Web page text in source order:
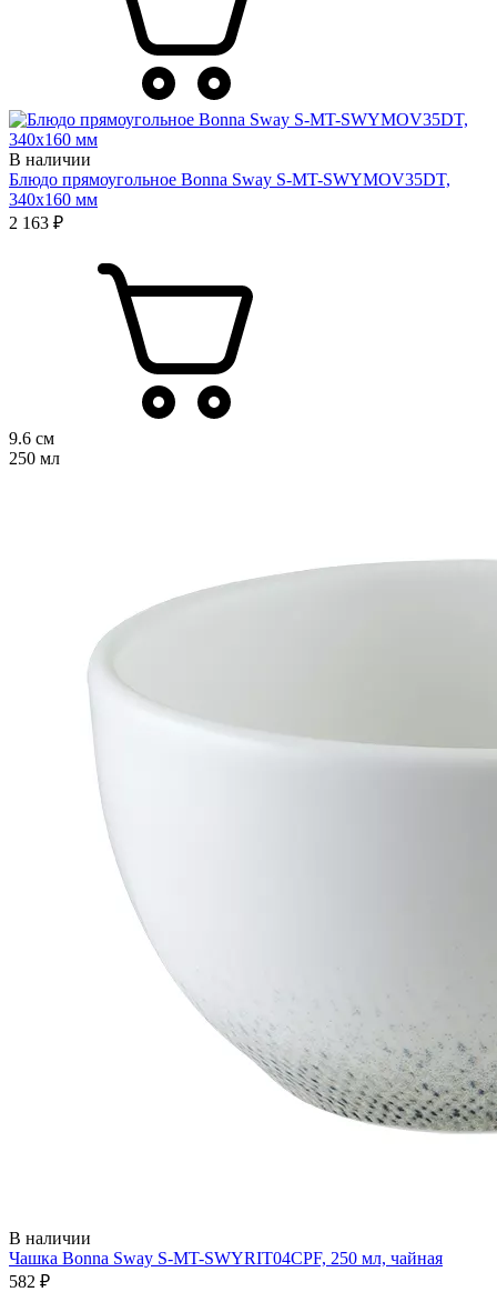
В наличии
Блюдо прямоугольное Bonna Sway S-MT-SWYMOV35DT,
340х160 мм
2 163 ₽
9.6 см
250 мл
В наличии
Чашка Bonna Sway S-MT-SWYRIT04CPF, 250 мл, чайная
582 ₽